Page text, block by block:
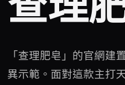
「查理肥皂」的官網建
異示範。面對這款主打